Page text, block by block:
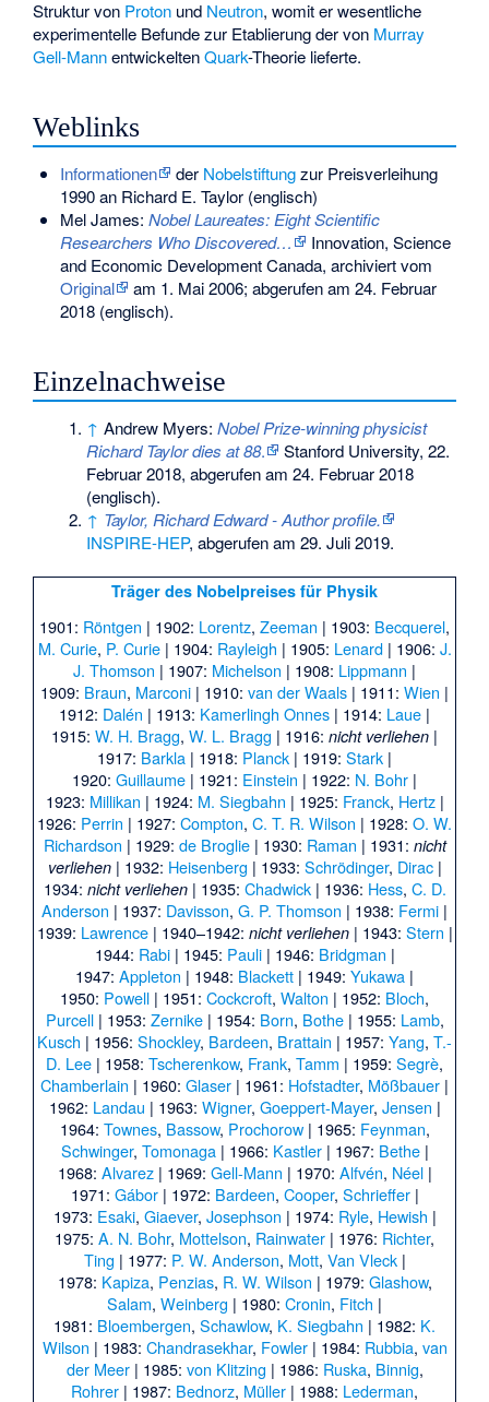
Struktur von Proton und Neutron, womit er wesentliche
experimentelle Befunde zur Etablierung der von Murray
Gell-MannentwickeltenQuark-Theorie lieferte.
Weblinks
Informationen der Nobelstiftungzur Preisverleihung
1990 an Richard E. Taylor (englisch)
Mel James: Nobel Laureates: Eight Scientific
Researchers Who Discovered…
Innovation, Science
and Economic Development Canada, archiviert vom
Original
am 1. Mai 2006; abgerufen am 24. Februar
2018(englisch).
Einzelnachweise
↑ Andrew Myers:Nobel Prize-winning physicist
Richard Taylor dies at 88.
Stanford University, 22.
Februar 2018, abgerufen am 24. Februar 2018
(englisch).
↑ Taylor, Richard Edward - Author profile.
INSPIRE-HEP, abgerufen am 29. Juli 2019.
Träger des Nobelpreises für Physik
1901: Röntgen | 1902: Lorentz, Zeeman | 1903: Becquerel,
M. Curie, P. Curie| 1904: Rayleigh | 1905: Lenard| 1906: J.
J. Thomson | 1907: Michelson | 1908: Lippmann |
1909: Braun, Marconi | 1910: van der Waals | 1911: Wien |
1912: Dalén | 1913: Kamerlingh Onnes | 1914: Laue |
1915: W. H. Bragg, W. L. Bragg | 1916: nicht verliehen |
1917: Barkla | 1918: Planck | 1919: Stark |
1920: Guillaume | 1921: Einstein | 1922: N. Bohr |
1923: Millikan | 1924: M. Siegbahn | 1925: Franck, Hertz|
1926: Perrin | 1927: Compton, C. T. R. Wilson | 1928: O. W.
Richardson | 1929: de Broglie| 1930: Raman | 1931: nicht
verliehen| 1932: Heisenberg | 1933: Schrödinger, Dirac|
1934: nicht verliehen| 1935: Chadwick| 1936: Hess, C. D.
Anderson | 1937: Davisson, G. P. Thomson | 1938: Fermi |
1939: Lawrence| 1940–1942: nicht verliehen| 1943: Stern |
1944: Rabi| 1945: Pauli| 1946: Bridgman |
1947: Appleton | 1948: Blackett | 1949: Yukawa |
1950: Powell | 1951: Cockcroft, Walton | 1952: Bloch,
Purcell| 1953: Zernike| 1954: Born, Bothe| 1955: Lamb,
Kusch | 1956: Shockley, Bardeen, Brattain | 1957: Yang, T.-
D. Lee | 1958: Tscherenkow, Frank, Tamm | 1959: Segrè,
Chamberlain | 1960: Glaser | 1961: Hofstadter, Mößbauer |
1962: Landau | 1963: Wigner, Goeppert-Mayer, Jensen |
1964: Townes, Bassow, Prochorow| 1965: Feynman,
Schwinger, Tomonaga| 1966: Kastler| 1967: Bethe|
1968: Alvarez| 1969: Gell-Mann | 1970: Alfvén, Néel|
1971: Gábor| 1972: Bardeen, Cooper, Schrieffer|
1973: Esaki, Giaever, Josephson | 1974: Ryle, Hewish |
1975: A. N. Bohr, Mottelson, Rainwater | 1976: Richter,
Ting | 1977: P. W. Anderson, Mott, Van Vleck|
1978: Kapiza, Penzias, R. W. Wilson | 1979: Glashow,
Salam, Weinberg | 1980: Cronin, Fitch |
1981: Bloembergen, Schawlow, K. Siegbahn | 1982: K.
Wilson | 1983: Chandrasekhar, Fowler| 1984: Rubbia, van
der Meer| 1985: von Klitzing | 1986: Ruska, Binnig,
Rohrer | 1987: Bednorz, Müller | 1988: Lederman,